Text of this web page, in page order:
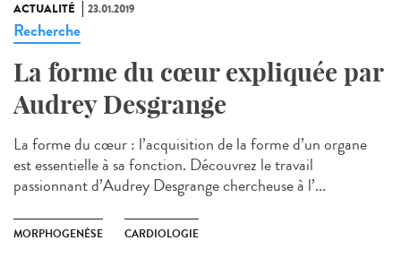
ACTUALITÉ 23.01.2019
Recherche
La forme du cœur expliquée par
Audrey Desgrange
La forme du cœur : l’acquisition de la forme d’un organe
est essentielle à sa fonction. Découvrez le travail
passionnant d’Audrey Desgrange chercheuse à l’...
MORPHOGENÈSE CARDIOLOGIE